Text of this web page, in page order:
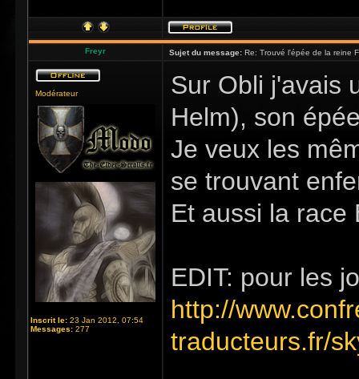
Freyr Sujet du message: Re: Trouvé l'épée de la reine
Modérateur
Inscrit le: 23 Jan 2012, 07:54
Messages: 277
Sur Obli j'avais
Helm), son
Je veux les
se trouvant
Et aussi la race
EDIT: pour les
http://
traducteurs.fr/